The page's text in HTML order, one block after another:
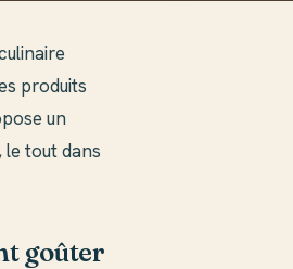
produits
un
le tout dans
goûter